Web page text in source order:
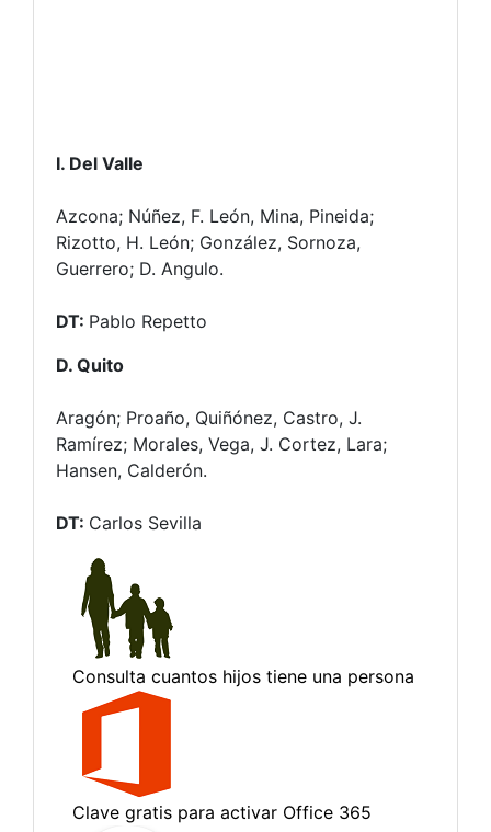
I. Del Valle
Azcona; Núñez, F. León, Mina, Pineida;
Rizotto, H. León; González, Sornoza,
Guerrero; D. Angulo.
DT: Pablo Repetto
D. Quito
Aragón; Proaño, Quiñónez, Castro, J.
Ramírez; Morales, Vega, J. Cortez, Lara;
Hansen, Calderón.
DT: Carlos Sevilla